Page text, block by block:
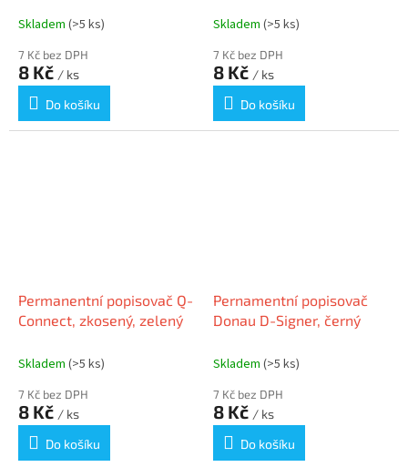
Skladem (>5 ks)
7 Kč bez DPH
8 Kč / ks
Do košíku
Skladem (>5 ks)
7 Kč bez DPH
8 Kč / ks
Do košíku
Permanentní popisovač Q-
Connect, zkosený, zelený
Skladem (>5 ks)
7 Kč bez DPH
8 Kč / ks
Do košíku
Pernamentní popisovač
Donau D-Signer, černý
Skladem (>5 ks)
7 Kč bez DPH
8 Kč / ks
Do košíku